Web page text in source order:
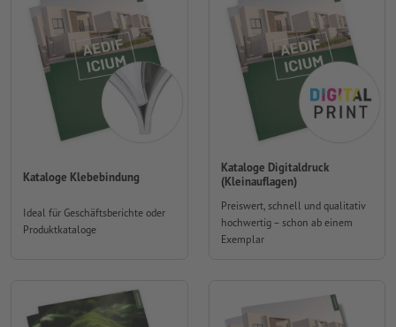
Kataloge Klebebindung
Ideal für Geschäftsberichte oder
Produktkataloge
Kataloge Digitaldruck
(Kleinauflagen)
Preiswert, schnell und qualitativ
hochwertig – schon ab einem
Exemplar